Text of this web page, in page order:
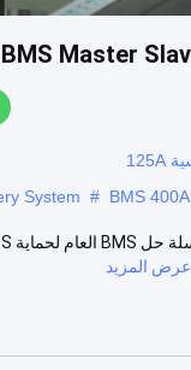
#
System
عرض المزيد